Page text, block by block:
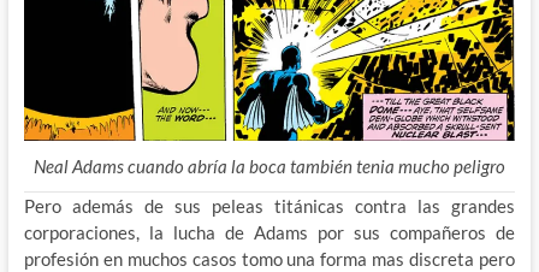
Neal Adams cuando abría la boca también tenia mucho peligro
Pero además de sus peleas titánicas contra las grandes
corporaciones, la lucha de Adams por sus compañeros de
profesión en muchos casos tomo una forma mas discreta pero